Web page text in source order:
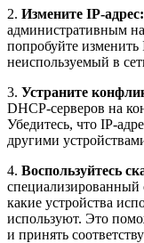
2. Измените IP-адрес:
административным
попробуйте изменить
неиспользуемый в
3. Устраните
DHCP-серверов на
Убедитесь, что IP-
другими
4. Воспользуйтесь
специализированный
какие устройства
используют. Это
и принять